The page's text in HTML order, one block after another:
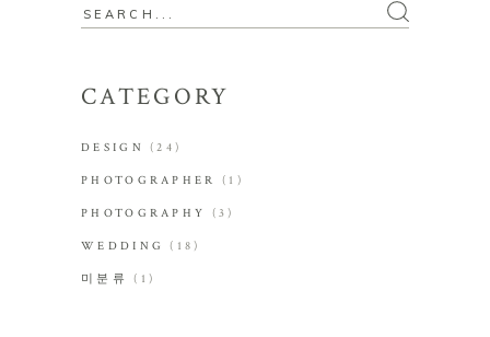
CATEGORY
DESIGN (24)
PHOTOGRAPHER (1)
PHOTOGRAPHY (3)
WEDDING (18)
미분류 (1)